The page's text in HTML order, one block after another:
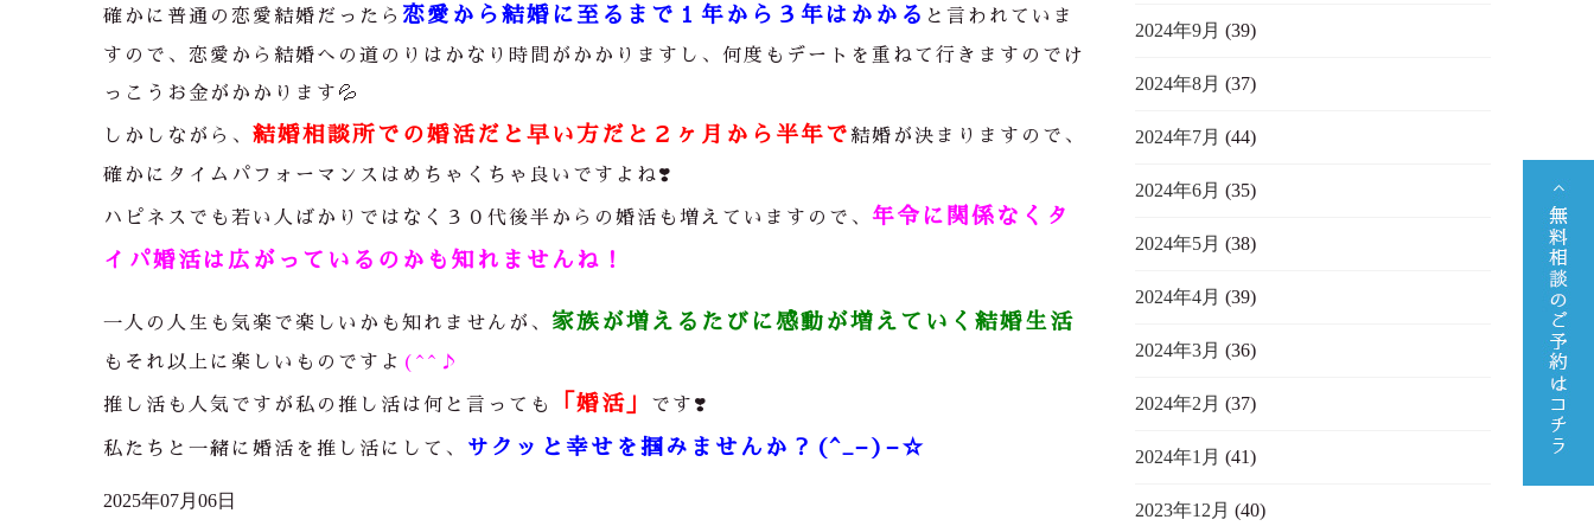
確かに普通の恋愛結婚だったら 恋愛から結婚に至るまで１年から３年はかかる と言われていま
すので、恋愛から結婚への道のりはかなり時間がかかりますし、何度もデートを重ねて行きますのでけ
っこうお金がかかります 💦
しかしながら、 結婚相談所での婚活だと早い方だと２ヶ月から半年で結婚が決まりますので、
確かにタイムパフォーマンスはめちゃくちゃ良いですよね❣️
ハピネスでも若い人ばかりではなく３０代後半からの婚活も増えていますので、 年令に関係なくタ
イパ婚活は広がっているのかも知れませんね！
一人の人生も気楽で楽しいかも知れませんが、 家族が増えるたびに感動が増えていく結婚生活
もそれ以上に楽しいものですよ (^^♪
推し活も人気ですが私の推し活は何と言っても 「婚活」 です❣️
私たちと一緒に婚活を推し活にして、 サクッと幸せを掴みませんか？(^_−)−☆
2025年07月06日
2024年9月 (39)
2024年8月 (37)
2024年7月 (44)
2024年6月 (35)
2024年5月 (38)
2024年4月 (39)
2024年3月 (36)
2024年2月 (37)
2024年1月 (41)
2023年12月 (40)